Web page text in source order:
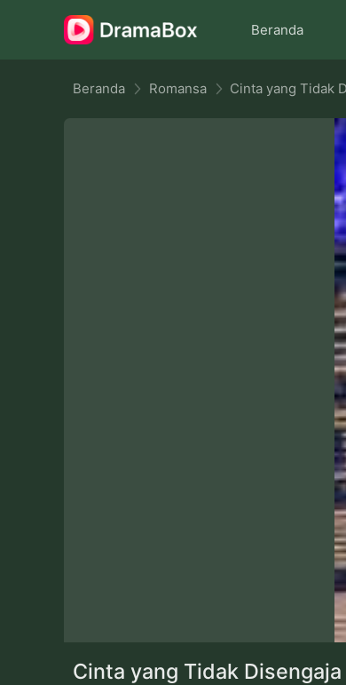
Beranda
Beranda Romansa Cinta yang Tidak
Cinta yang Tidak Disengaja